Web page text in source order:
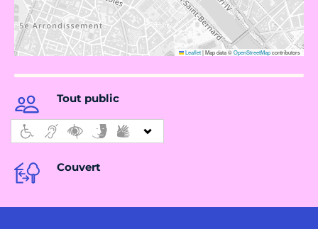
Leaflet|Map data ©OpenStreetMapcontributors
Tout public
Couvert